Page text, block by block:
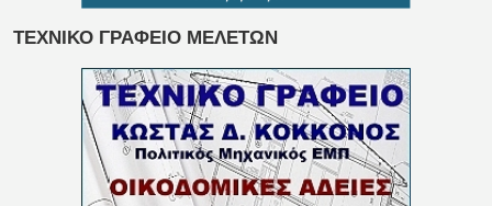
ΤΕΧΝΙΚΟ ΓΡΑΦΕΙΟ ΜΕΛΕΤΩΝ